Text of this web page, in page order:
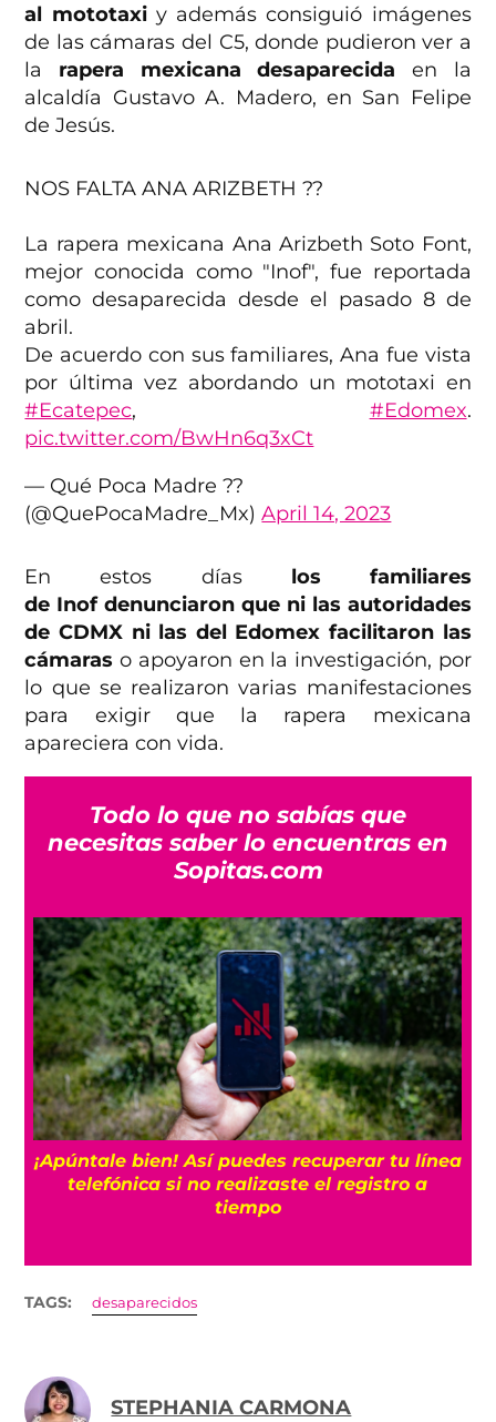
al mototaxi y además consiguió imágenes
de las cámaras del C5, donde pudieron ver a
la rapera mexicana desaparecida en la
alcaldía Gustavo A. Madero, en San Felipe
de Jesús.
NOS FALTA ANA ARIZBETH ??
La rapera mexicana Ana Arizbeth Soto Font,
mejor conocida como "Inof", fue reportada
como desaparecida desde el pasado 8 de
abril.
De acuerdo con sus familiares, Ana fue vista
por última vez abordando un mototaxi en
#Ecatepec, #Edomex.
pic.twitter.com/BwHn6q3xCt
— Qué Poca Madre ??
(@QuePocaMadre_Mx)April 14, 2023
En estos días los familiares
de Inof denunciaron que ni las autoridades
de CDMX ni las del Edomex facilitaron las
cámaras o apoyaron en la investigación, por
lo que se realizaron varias manifestaciones
para exigir que la rapera mexicana
apareciera con vida.
Todo lo que no sabías que
necesitas saber lo encuentras en
Sopitas.com
¡Apúntale bien! Así puedes recuperar tu línea
telefónica si no realizaste el registro a
tiempo
TAGS: desaparecidos
STEPHANIA CARMONA